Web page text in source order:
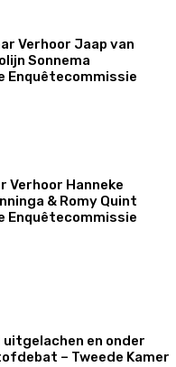
Verhoor Jaap van
Sonnema
Enquêtecommissie
Verhoor Hanneke
& Romy Quint
Enquêtecommissie
en onder
– Tweede Kamer